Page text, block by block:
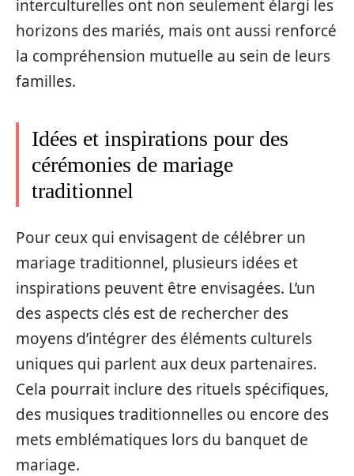
interculturelles ont non seulement élargi les
horizons des mariés, mais ont aussi renforcé
la compréhension mutuelle au sein de leurs
familles.
Idées et inspirations pour des
cérémonies de mariage
traditionnel
Pour ceux qui envisagent de célébrer un
mariage traditionnel, plusieurs idées et
inspirations peuvent être envisagées. L’un
des aspects clés est de rechercher des
moyens d’intégrer des éléments culturels
uniques qui parlent aux deux partenaires.
Cela pourrait inclure des rituels spécifiques,
des musiques traditionnelles ou encore des
mets emblématiques lors du banquet de
mariage.